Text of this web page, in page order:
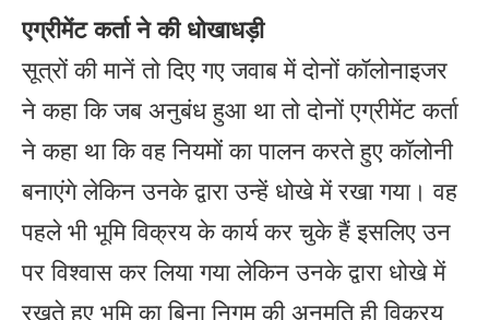
एग्रीमेंट कर्ता ने की धोखाधड़ी
सूत्रों की मानें तो दिए गए जवाब में दोनों कॉलोनाइजर
ने कहा कि जब अनुबंध हुआ था तो दोनों एग्रीमेंट कर्ता
ने कहा था कि वह नियमों का पालन करते हुए कॉलोनी
बनाएंगे लेकिन उनके द्वारा उन्हें धोखे में रखा गया। वह
पहले भी भूमि विक्रय के कार्य कर चुके हैं इसलिए उन
पर विश्वास कर लिया गया लेकिन उनके द्वारा धोखे में
रखते हुए भूमि का बिना निगम की अनुमति ही विक्रय